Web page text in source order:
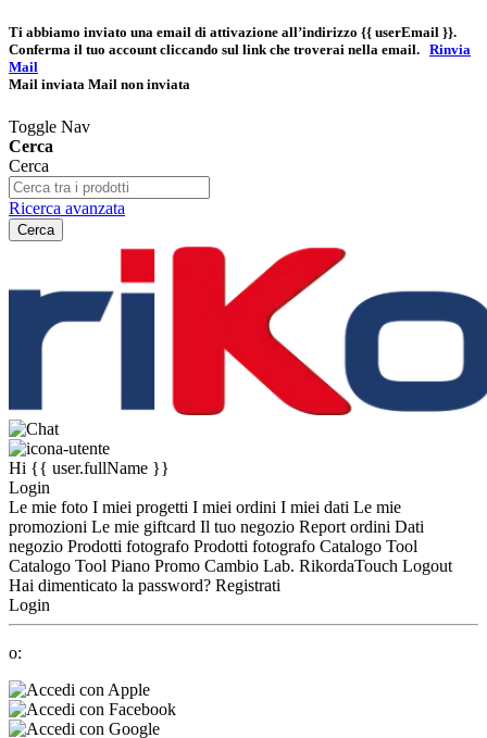
Ti abbiamo inviato una email di attivazione all’indirizzo {{ userEmail }}.
Conferma il tuo account cliccando sul link che troverai nella email. Rinvia
Mail
Mail inviata Mail non inviata
Toggle Nav
Cerca
Cerca
Ricerca avanzata
Cerca
Hi {{ user.fullName }}
Login
Le mie foto I miei progetti I miei ordini I miei dati Le mie
promozioni Le mie giftcard Il tuo negozio Report ordini Dati
negozio Prodotti fotografo Prodotti fotografo Catalogo Tool
Catalogo Tool Piano Promo Cambio Lab. RikordaTouch Logout
Hai dimenticato la password? Registrati
Login
o: